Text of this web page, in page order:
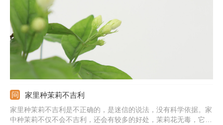
水，保证水分充足。
家里种茉莉不吉利
家里种茉莉不吉利是不正确的，是迷信的说法，没有科学依据。家
中种茉莉不仅不会不吉利，还会有较多的好处，茉莉花无毒，它的